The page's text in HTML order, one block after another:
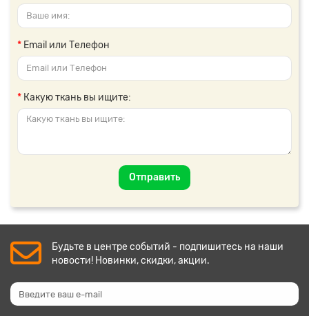
Email или Телефон
Какую ткань вы ищите:
Отправить
Будьте в центре событий - подпишитесь на наши
новости! Новинки, скидки, акции.